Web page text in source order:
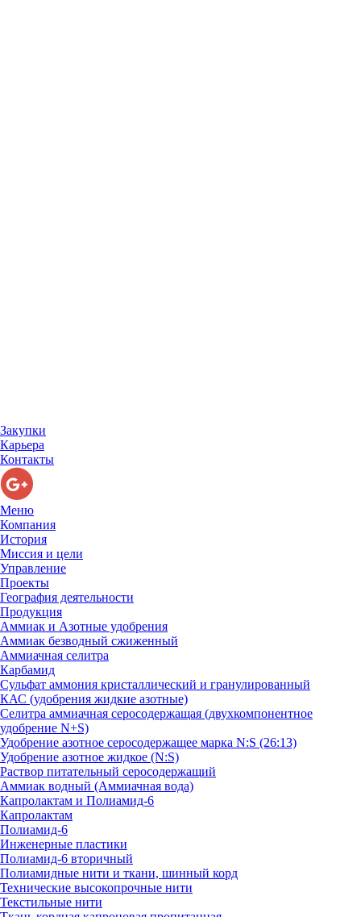
Закупки
Карьера
Контакты
Меню
Компания
История
Миссия и цели
Управление
Проекты
География деятельности
Продукция
Аммиак и Азотные удобрения
Аммиак безводный сжиженный
Аммиачная селитра
Карбамид
Сульфат аммония кристаллический и гранулированный
КАС (удобрения жидкие азотные)
Селитра аммиачная серосодержащая (двухкомпонентное
удобрение N+S)
Удобрение азотное серосодержащее марка N:S (26:13)
Удобрение азотное жидкое (N:S)
Раствор питательный серосодержащий
Аммиак водный (Аммиачная вода)
Капролактам и Полиамид-6
Капролактам
Полиамид-6
Инженерные пластики
Полиамид-6 вторичный
Полиамидные нити и ткани, шинный корд
Технические высокопрочные нити
Текстильные нити